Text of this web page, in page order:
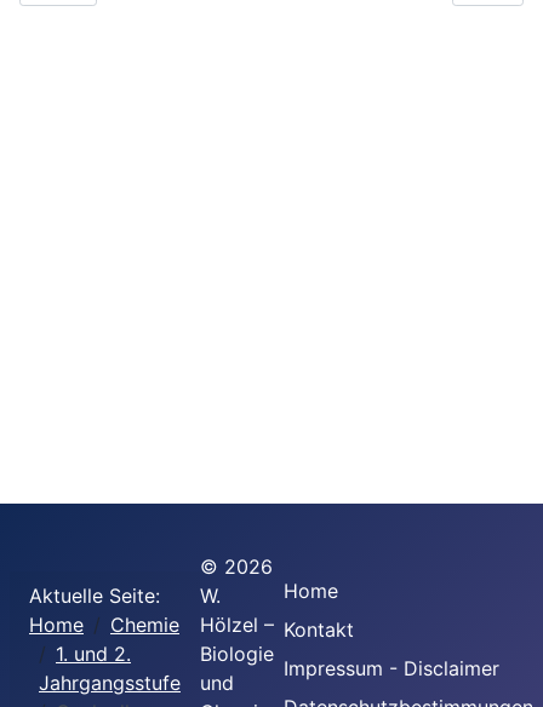
Aktuelle Seite:
Home
Chemie
1. und 2.
Jahrgangsstufe
© 2026
W.
Hölzel –
Biologie
und
Home
Kontakt
Impressum - Disclaimer